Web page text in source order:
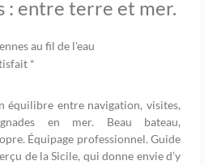
: entre terre et mer.
au fil de l'eau
*
équilibre entre navigation, visites,
en mer. Beau bateau,
Équipage professionnel. Guide
de la Sicile, qui donne envie d’y